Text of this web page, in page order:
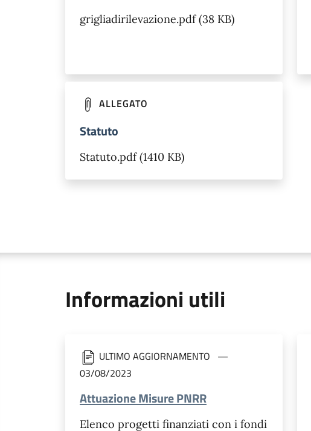
grigliadirilevazione.pdf (38 KB)
ALLEGATO
Statuto
Statuto.pdf (1410 KB)
Informazioni utili
ULTIMO AGGIORNAMENTO
03/08/2023
Attuazione Misure PNRR
Elenco progetti finanziati con i fondi